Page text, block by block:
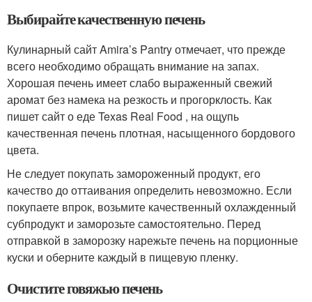
Выбирайте качественную печень
Кулинарный сайт Amira’s Pantry отмечает, что прежде
всего необходимо обращать внимание на запах.
Хорошая печень имеет слабо выраженный свежий
аромат без намека на резкость и прогорклость. Как
пишет сайт о еде Texas Real Food , на ощупь
качественная печень плотная, насыщенного бордового
цвета.
Не следует покупать замороженный продукт, его
качество до оттаивания определить невозможно. Если
покупаете впрок, возьмите качественный охлажденный
субпродукт и заморозьте самостоятельно. Перед
отправкой в заморозку нарежьте печень на порционные
куски и оберните каждый в пищевую пленку.
Очистите говяжью печень